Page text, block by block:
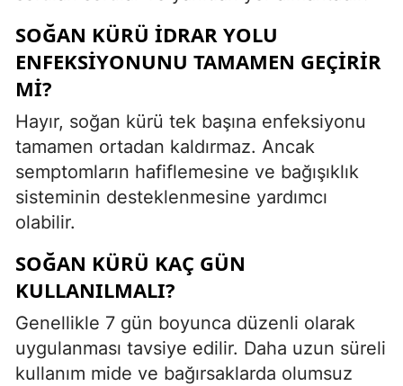
SOĞAN KÜRÜ IDRAR YOLU
ENFEKSIYONUNU TAMAMEN GEÇIRIR
MI?
Hayır, soğan kürü tek başına enfeksiyonu
tamamen ortadan kaldırmaz. Ancak
semptomların hafiflemesine ve bağışıklık
sisteminin desteklenmesine yardımcı
olabilir.
SOĞAN KÜRÜ KAÇ GÜN
KULLANILMALI?
Genellikle 7 gün boyunca düzenli olarak
uygulanması tavsiye edilir. Daha uzun süreli
kullanım mide ve bağırsaklarda olumsuz